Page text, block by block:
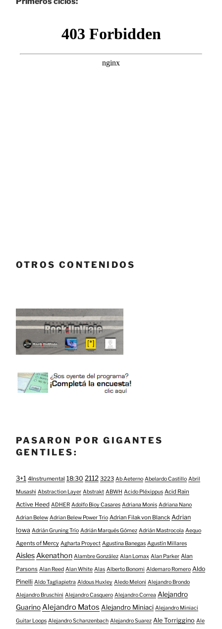
OTROS CONTENIDOS
PASARON POR GIGANTES
GENTILES:
3+1 4Instrumental 18:30 2112 3223 Ab Aeterno Abelardo Castillo Abril
Musashi Abstraction Layer Abstrakt ABWH Acido Pléxippus Acid Rain
Active Heed ADHER Adolfo Bioy Casares Adriana Monis Adriana Nano
Adrian Belew Adrian Belew Power Trio Adrian Filak von Blanck Adrian
Iowa Adrián Gruning Trío Adrián Marqués Gómez Adrián Mastrocola Aequo
Agents of Mercy Agharta Proyect Agustina Banegas Agustín Millares
AislesAkenathon Alambre González Alan Lomax Alan Parker Alan
Parsons Alan Reed Alan White Alas Alberto Bonomi Aldemaro Romero Aldo
Pinelli Aldo Tagliapietra Aldous Huxley Aledo Meloni Alejandro Brondo
Alejandro Bruschini Alejandro Casquero Alejandro Correa Alejandro
GuarinoAlejandro Matos Alejandro Miniaci Alejandro Miniaci
Guitar Loops Alejandro Schanzenbach Alejandro Suarez Ale Torriggino Ale